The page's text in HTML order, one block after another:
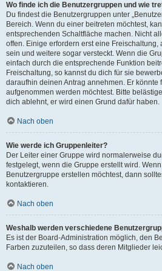
Wo finde ich die Benutzergruppen und wie
Du findest die Benutzergruppen unter
Bereich. Wenn du einer beitreten möchtest,
entsprechenden Schaltfläche machen. Nicht
offen. Einige erfordern erst eine
sein und weitere sogar versteckt. Wenn die
einfach durch die entsprechende Funktion
Freischaltung, so kannst du dich für sie
daraufhin deinen Antrag annehmen. Er könnte
aufgenommen werden möchtest. Bitte
dich ablehnt, er wird einen Grund dafür haben.
Nach oben
Wie werde ich Gruppenleiter?
Der Leiter einer Gruppe wird normalerweise
festgelegt, wenn die Gruppe erstellt wird.
Benutzergruppe erstellen möchtest, dann
kontaktieren.
Nach oben
Weshalb werden verschiedene
Es ist der Board-Administration möglich, den
Farben zuzuteilen, so dass deren Mitglieder
Nach oben